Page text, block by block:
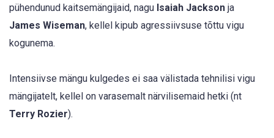
pühendunud kaitsemängijaid, nagu Isaiah Jackson ja
James Wiseman, kellel kipub agressiivsuse tõttu vigu
kogunema.
Intensiivse mängu kulgedes ei saa välistada tehnilisi vigu
mängijatelt, kellel on varasemalt närvilisemaid hetki (nt
Terry Rozier).